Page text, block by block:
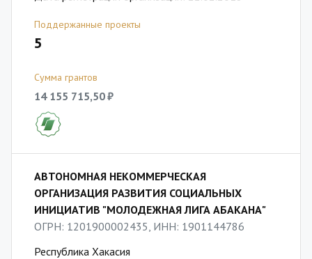
Поддержанные проекты
5
Сумма грантов
14 155 715,50 ₽
АВТОНОМНАЯ НЕКОММЕРЧЕСКАЯ
ОРГАНИЗАЦИЯ РАЗВИТИЯ СОЦИАЛЬНЫХ
ИНИЦИАТИВ "МОЛОДЕЖНАЯ ЛИГА АБАКАНА"
ОГРН: 1201900002435, ИНН: 1901144786
Республика Хакасия